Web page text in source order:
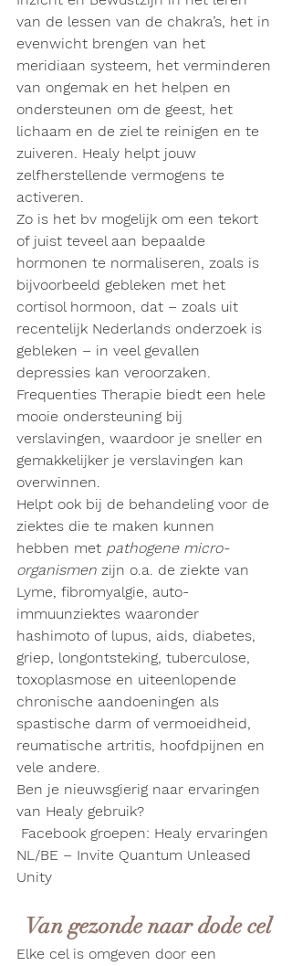
van de lessen van de chakra’s, het in
evenwicht brengen van het
meridiaan systeem, het verminderen
van ongemak en het helpen en
ondersteunen om de geest, het
lichaam en de ziel te reinigen en te
zuiveren. Healy helpt jouw
zelfherstellende vermogens te
activeren.
Zo is het bv mogelijk om een tekort
of juist teveel aan bepaalde
hormonen te normaliseren, zoals is
bijvoorbeeld gebleken met het
cortisol hormoon, dat – zoals uit
recentelijk Nederlands onderzoek is
gebleken – in veel gevallen
depressies kan veroorzaken.
Frequenties Therapie biedt een hele
mooie ondersteuning bij
verslavingen, waardoor je sneller en
gemakkelijker je verslavingen kan
overwinnen.
Helpt ook bij de behandeling voor de
ziektes die te maken kunnen
hebben met pathogene micro-
organismen zijn o.a. de ziekte van
Lyme, fibromyalgie, auto-
immuunziektes waaronder
hashimoto of lupus, aids, diabetes,
griep, longontsteking, tuberculose,
toxoplasmose en uiteenlopende
chronische aandoeningen als
spastische darm of vermoeidheid,
reumatische artritis, hoofdpijnen en
vele andere.
Ben je nieuwsgierig naar ervaringen
van Healy gebruik?
NL/BE – Invite Quantum Unleased
Unity
Van gezonde naar dode cel
Elke cel is omgeven door een